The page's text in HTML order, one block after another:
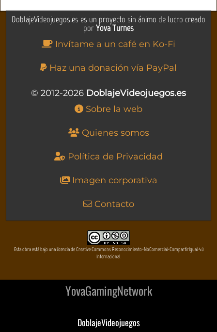
DoblajeVideojuegos.es es un proyecto sin ánimo de lucro creado
porYova Turnes
Invítame a un café en Ko-Fi
Haz una donación vía PayPal
© 2012-2026 DoblajeVideojuegos.es
Sobre la web
Quienes somos
Política de Privacidad
Imagen corporativa
Contacto
Esta obra está bajo una licencia de Creative Commons Reconocimiento-NoComercial-CompartirIgual 4.0
Internacional
YovaGamingNetwork
DoblajeVideojuegos